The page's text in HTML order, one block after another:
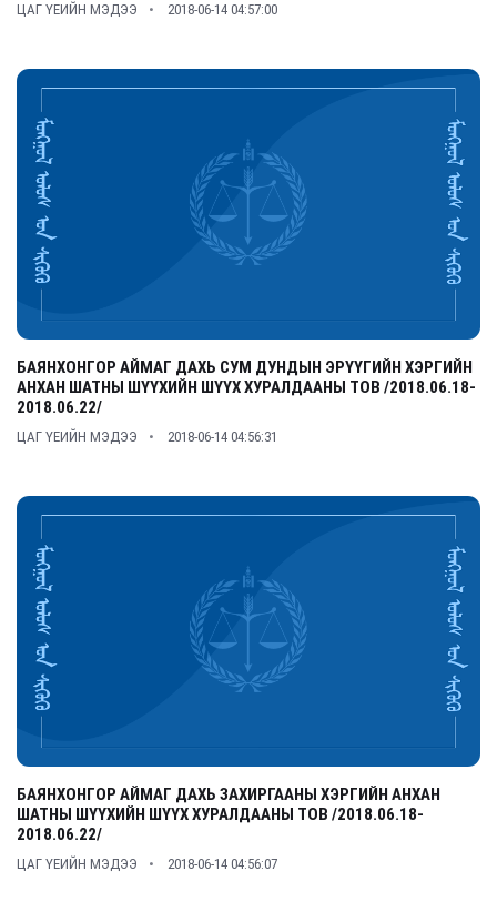
ЦАГ ҮЕИЙН МЭДЭЭ 2018-06-14 04:57:00
БАЯНХОНГОР АЙМАГ ДАХЬ СУМ ДУНДЫН ЭРҮҮГИЙН ХЭРГИЙН
АНХАН ШАТНЫ ШҮҮХИЙН ШҮҮХ ХУРАЛДААНЫ ТОВ /2018.06.18-
2018.06.22/
ЦАГ ҮЕИЙН МЭДЭЭ 2018-06-14 04:56:31
БАЯНХОНГОР АЙМАГ ДАХЬ ЗАХИРГААНЫ ХЭРГИЙН АНХАН
ШАТНЫ ШҮҮХИЙН ШҮҮХ ХУРАЛДААНЫ ТОВ /2018.06.18-
2018.06.22/
ЦАГ ҮЕИЙН МЭДЭЭ 2018-06-14 04:56:07